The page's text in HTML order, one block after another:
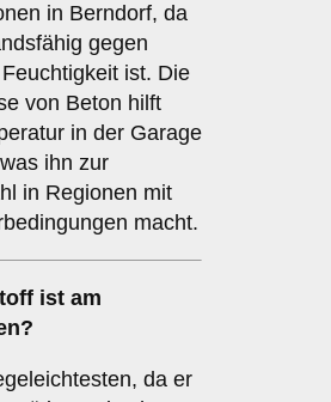
in Berndorf, da
gegen
ist. Die
von Beton hilft
in der Garage
ihn zur
in Regionen mit
macht.
ist am
da er